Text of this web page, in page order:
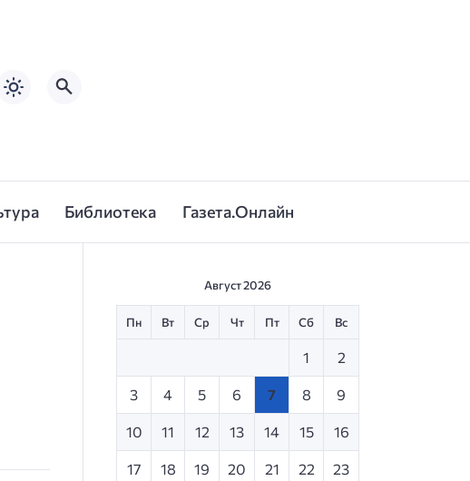
Библиотека Газета.Онлайн
Август 2026
Пн Вт Ср Чт Пт Сб Вс
1 2
3 4 5 6 7 8 9
10 11 12 13 14 15 16
17 18 19 20 21 22 23